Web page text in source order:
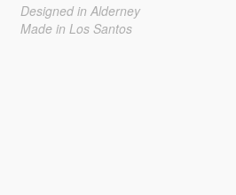
Designed in Alderney
Made in Los Santos